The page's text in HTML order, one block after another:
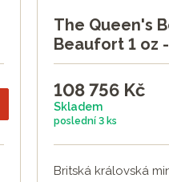
The Queen's
Beaufort 1 oz
108 756 Kč
Skladem
poslední 3 ks
Britská královská